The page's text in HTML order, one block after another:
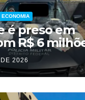
ECONOMIA
é preso em
R$ 6
2026